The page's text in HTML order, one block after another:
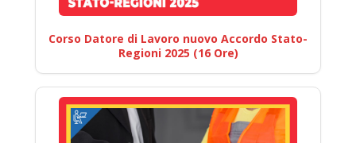
Corso Datore di Lavoro nuovo Accordo Stato-
Regioni 2025 (16 Ore)